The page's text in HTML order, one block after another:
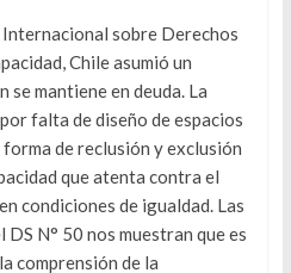
sobre Derechos
Chile asumió un
se mantiene en deuda. La
falta de diseño de espacios
de reclusión y exclusión
que atenta contra el
condiciones de igualdad. Las
N° 50 nos muestran que es
comprensión de la